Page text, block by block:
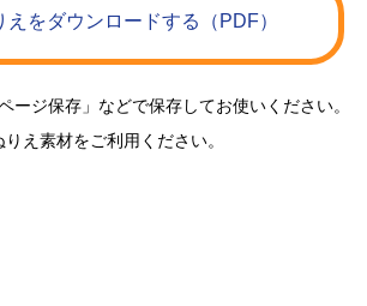
をダウンロードする（PDF）
ジ保存」などで保存してお使いください。
え素材をご利用ください。